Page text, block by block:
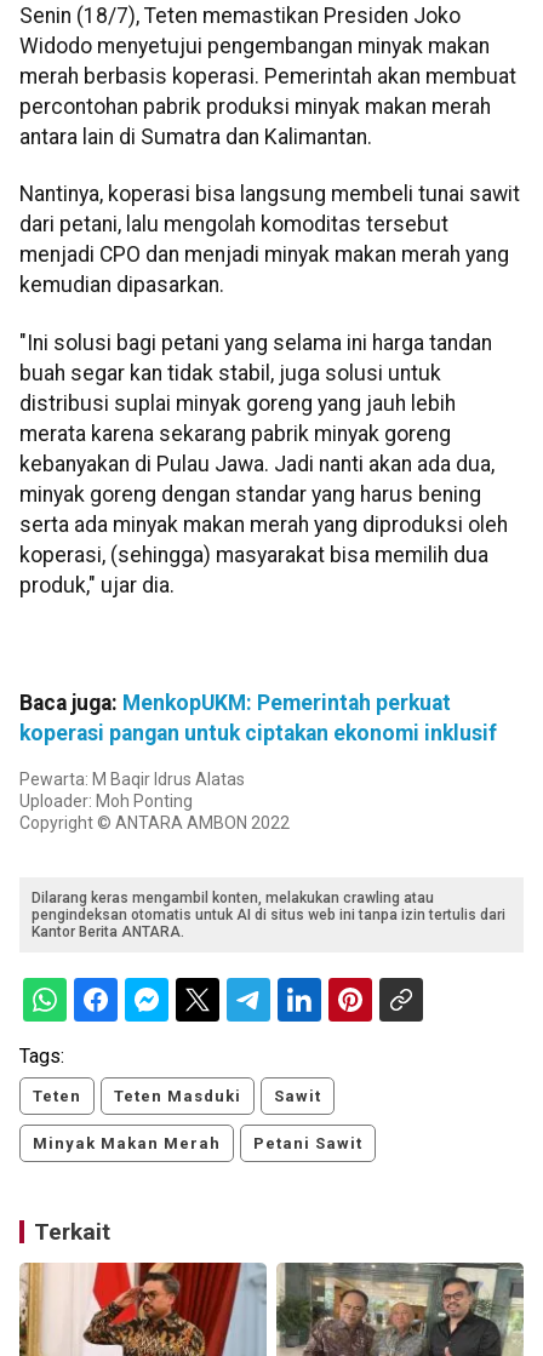
Senin (18/7), Teten memastikan Presiden Joko
Widodo menyetujui pengembangan minyak makan
merah berbasis koperasi. Pemerintah akan membuat
percontohan pabrik produksi minyak makan merah
antara lain di Sumatra dan Kalimantan.
Nantinya, koperasi bisa langsung membeli tunai sawit
dari petani, lalu mengolah komoditas tersebut
menjadi CPO dan menjadi minyak makan merah yang
kemudian dipasarkan.
"Ini solusi bagi petani yang selama ini harga tandan
buah segar kan tidak stabil, juga solusi untuk
distribusi suplai minyak goreng yang jauh lebih
merata karena sekarang pabrik minyak goreng
kebanyakan di Pulau Jawa. Jadi nanti akan ada dua,
minyak goreng dengan standar yang harus bening
serta ada minyak makan merah yang diproduksi oleh
koperasi, (sehingga) masyarakat bisa memilih dua
produk," ujar dia.
Baca juga: MenkopUKM: Pemerintah perkuat
koperasi pangan untuk ciptakan ekonomi inklusif
Pewarta: M Baqir Idrus Alatas
Uploader: Moh Ponting
Copyright © ANTARA AMBON 2022
Dilarang keras mengambil konten, melakukan crawling atau
pengindeksan otomatis untuk AI di situs web ini tanpa izin tertulis dari
Kantor Berita ANTARA.
Tags:
Teten Teten Masduki Sawit
Minyak Makan Merah Petani Sawit
Terkait